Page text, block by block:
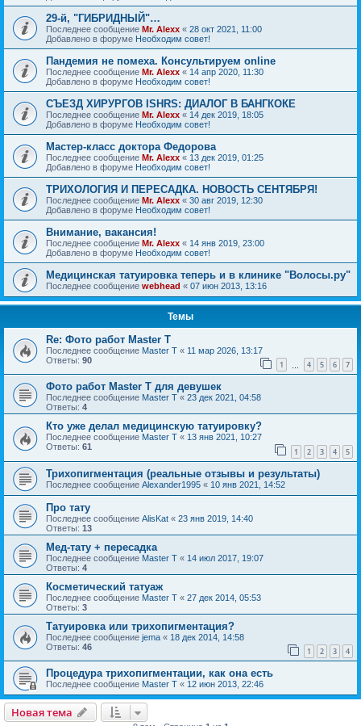
29-й, "ГИБРИДНЫЙ"…
Последнее сообщение Mr. Alexx « 28 окт 2021, 11:00
Добавлено в форуме Необходим совет!
Пандемия не помеха. Консультируем online
Последнее сообщение Mr. Alexx « 14 апр 2020, 11:30
Добавлено в форуме Необходим совет!
СЪЕЗД ХИРУРГОВ ISHRS: ДИАЛОГ В БАНГКОКЕ
Последнее сообщение Mr. Alexx « 14 дек 2019, 18:05
Добавлено в форуме Необходим совет!
Мастер-класс доктора Федорова
Последнее сообщение Mr. Alexx « 13 дек 2019, 01:25
Добавлено в форуме Необходим совет!
ТРИХОЛОГИЯ И ПЕРЕСАДКА. НОВОСТЬ СЕНТЯБРЯ!
Последнее сообщение Mr. Alexx « 30 авг 2019, 12:30
Добавлено в форуме Необходим совет!
Внимание, вакансия!
Последнее сообщение Mr. Alexx « 14 янв 2019, 23:00
Добавлено в форуме Необходим совет!
Медицинская татуировка теперь и в клинике "Волосы.ру"
Последнее сообщение webhead « 07 июн 2013, 13:16
Темы
Re: Фото работ Master T
Последнее сообщение Master T « 11 мар 2026, 13:17
Ответы: 90 1 4 5 6 7
Фото работ Master T для девушек
Последнее сообщение Master T « 23 дек 2021, 04:58
Ответы: 4
Кто уже делал медицинскую татуировку?
Последнее сообщение Master T « 13 янв 2021, 10:27
Ответы: 61 1 2 3 4 5
Трихопигментация (реальные отзывы и результаты)
Последнее сообщение Alexander1995 « 10 янв 2021, 14:52
Про тату
Последнее сообщение AlisKat « 23 янв 2019, 14:40
Ответы: 13
Мед-тату + пересадка
Последнее сообщение Master T « 14 июл 2017, 19:07
Ответы: 4
Косметический татуаж
Последнее сообщение Master T « 27 дек 2014, 05:53
Ответы: 3
Татуировка или трихопигментация?
Последнее сообщение jema « 18 дек 2014, 14:58
Ответы: 46 1 2 3 4
Процедура трихопигментации, как она есть
Последнее сообщение Master T « 12 июн 2013, 22:46
Новая тема